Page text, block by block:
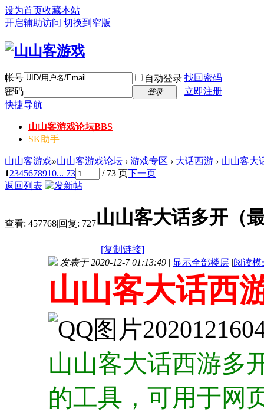
设为首页收藏本站
开启辅助访问 切换到窄版
帐号 自动登录 找回密码
密码
登录
立即注册
快捷导航
山山客游戏论坛BBS
SK助手
山山客游戏»山山客游戏论坛 › 游戏专区 › 大话西游 › 山山客大
12345678910... 73 / 73 页下一页
返回列表
查看: 457768|回复: 727山山客大话多开（
[复制链接]
发表于 2020-12-7 01:13:49 | 显示全部楼层 |阅读模
山山客大话西
山山客大话西游多
的工具，可用于网